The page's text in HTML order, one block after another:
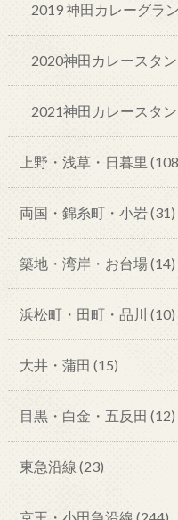
2019 神田カレーグラ
2020神田カレースタ
2021神田カレースタ
上野・浅草・日暮里
両国・錦糸町・小岩(31)
築地・湾岸・お台場(14)
浜松町・田町・品川 (10)
大井・蒲田 (15)
目黒・白金・五反田 (12)
東急沿線 (23)